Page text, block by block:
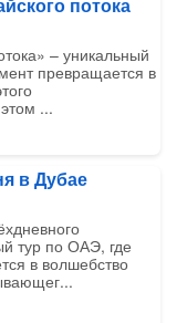
– уникальный
превращается в
...
в Дубае
тур по ОАЭ, где
в волшебство